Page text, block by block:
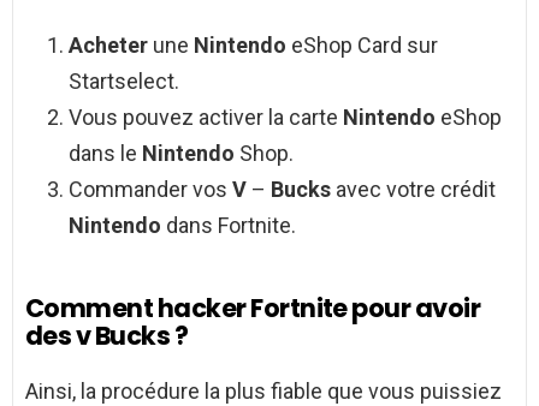
Acheter une Nintendo eShop Card sur
Startselect.
Vous pouvez activer la carte Nintendo eShop
dans le Nintendo Shop.
Commander vos V – Bucks avec votre crédit
Nintendo dans Fortnite.
Comment hacker Fortnite pour avoir
des v Bucks ?
Ainsi, la procédure la plus fiable que vous puissiez